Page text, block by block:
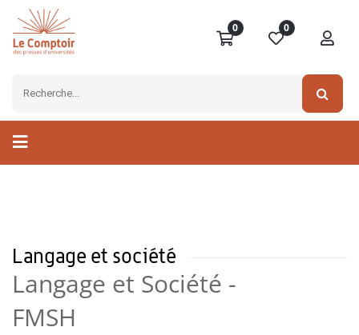
0 0
Langage et société
Langage et Société -
FMSH